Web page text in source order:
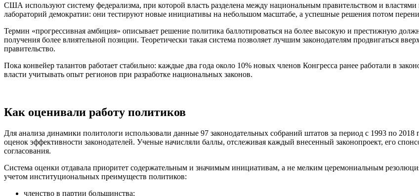
США используют систему федерализма, при которой власть разделена между национальным правительством и
лабораторий демократии: они тестируют новые инициативы на небольшом масштабе, а успешные решения потом
Термин «прогрессивная амбиция» описывает решение политика баллотироваться на более высокую и престижную
получения более влиятельной позиции. Теоретически такая система позволяет лучшим законодателям продвигаться
правительство.
Пока конвейер талантов работает стабильно: каждые два года около 10% новых членов Конгресса ранее работали в
власти учитывать опыт регионов при разработке национальных законов.
Как оценивали работу политиков
Для анализа динамики политологи использовали данные 97 законодательных собраний штатов за период с 1993 по
оценок эффективности законодателей. Ученые начисляли баллы, отслеживая каждый внесенный законопроект, его
согласования.
Система оценки отдавала приоритет содержательным и значимым инициативам, а не мелким церемониальным
учетом институциональных преимуществ политиков:
членство в партии большинства;